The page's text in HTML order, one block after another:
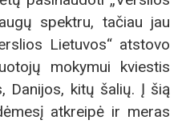
spektru, tačiau jau
Lietuvos“ atstovo
mokymui kviestis
Danijos, kitų šalių. Į šią
atkreipė ir meras